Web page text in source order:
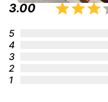
3.00
5
4
3
2
1